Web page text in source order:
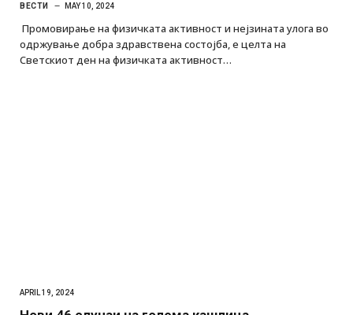
ВЕСТИ MAY 10, 2024
Промовирање на физичката активност и нејзината улога во
одржување добра здравствена состојба, е целта на
Светскиот ден на физичката активност…
APRIL 19, 2024